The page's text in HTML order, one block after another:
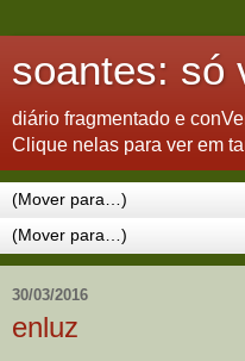
soantes: só
diário fragmentado e
Clique nelas para ver em
30/03/2016
enluz